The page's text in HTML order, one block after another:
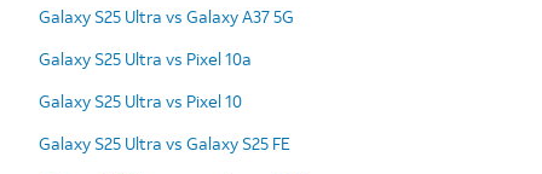
Galaxy S25 Ultra vs Galaxy A37 5G
Galaxy S25 Ultra vs Pixel 10a
Galaxy S25 Ultra vs Pixel 10
Galaxy S25 Ultra vs Galaxy S25 FE